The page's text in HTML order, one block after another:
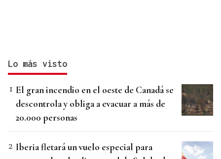
Lo más visto
El gran incendio en el oeste de Canadá se
descontrola y obliga a evacuar a más de
20.000 personas
Iberia fletará un vuelo especial para